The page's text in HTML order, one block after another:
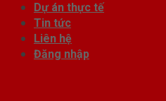
Dự án thực tế
Tin tức
Liên hệ
Đăng nhập